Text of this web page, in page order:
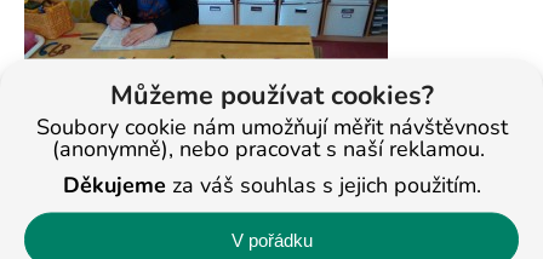
Můžeme používat cookies?
Soubory cookie nám umožňují měřit návštěvnost
(anonymně), nebo pracovat s naší reklamou.
Děkujeme za váš souhlas s jejich použitím.
V pořádku